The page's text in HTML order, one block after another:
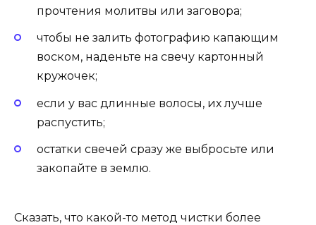
прочтения молитвы или заговора;
чтобы не залить фотографию капающим
воском, наденьте на свечу картонный
кружочек;
если у вас длинные волосы, их лучше
распустить;
остатки свечей сразу же выбросьте или
закопайте в землю.
Сказать, что какой-то метод чистки более